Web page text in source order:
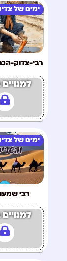
ימים של
רבי-צדוק-
ימים של
רבי